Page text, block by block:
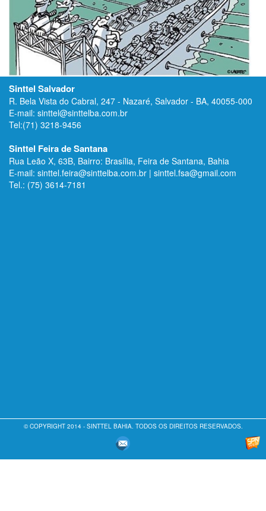
Sinttel Salvador
R. Bela Vista do Cabral, 247 - Nazaré, Salvador - BA, 40055-000
E-mail: sinttel@sinttelba.com.br
Tel:(71) 3218-9456
Sinttel Feira de Santana
Rua Leão X, 63B, Bairro: Brasília, Feira de Santana, Bahia
E-mail: sinttel.feira@sinttelba.com.br | sinttel.fsa@gmail.com
Tel.: (75) 3614-7181
© COPYRIGHT 2014 - SINTTEL BAHIA. TODOS OS DIREITOS RESERVADOS.